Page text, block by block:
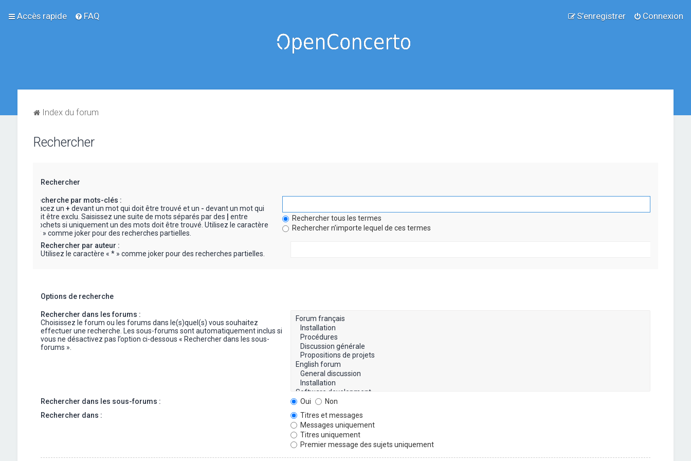
Accès rapide FAQ Connexion
S’enregistrer
Index du forum
Rechercher
Rechercher
Recherche par mots-clés :
Placez un + devant un mot qui doit être trouvé et un - devant un mot qui
doit être exclu. Saisissez une suite de mots séparés par des
entre
crochets si uniquement un des mots doit être trouvé. Utilisez le caractère
« * » comme joker pour des recherches partielles.
Rechercher tous les termes
Rechercher n’importe lequel de ces termes
Rechercher par auteur :
Utilisez le caractère « * » comme joker pour des recherches partielles.
Options de recherche
Rechercher dans les forums :
Choisissez le forum ou les forums dans le(s)quel(s) vous souhaitez
effectuer une recherche. Les sous-forums sont automatiquement inclus si
vous ne désactivez pas l’option ci-dessous « Rechercher dans les sous-
forums ».
Rechercher dans les sous-forums : Oui
Non
Rechercher dans :
Titres et messages
Messages uniquement
Titres uniquement
Premier message des sujets uniquement